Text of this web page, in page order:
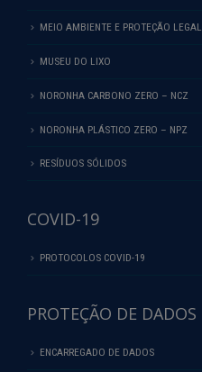
MEIO AMBIENTE E PROTEÇÃO LEGAL
MUSEU DO LIXO
NORONHA CARBONO ZERO – NCZ
NORONHA PLÁSTICO ZERO – NPZ
RESÍDUOS SÓLIDOS
COVID-19
PROTOCOLOS COVID-19
PROTEÇÃO DE DADOS
ENCARREGADO DE DADOS